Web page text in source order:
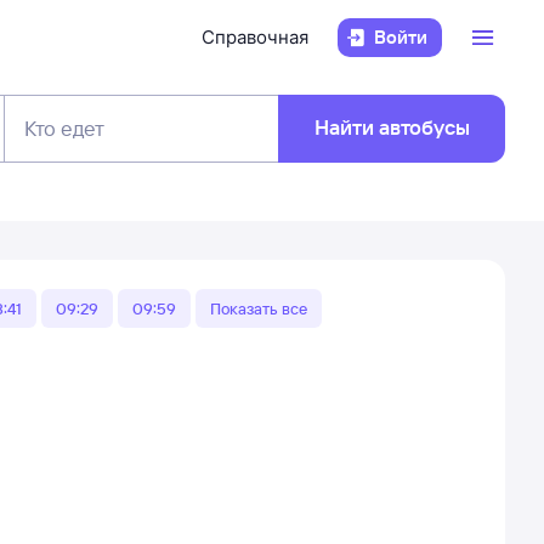
Справочная Войти
Кто едет Найти автобусы
09:29 09:59 Показать все